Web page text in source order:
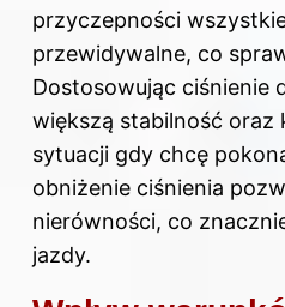
przyczepności
przewidywalne, co
Dostosowując ciśnienie
większą stabilność oraz
sytuacji gdy chcę
obniżenie ciśnienia
nierówności, co
jazdy.